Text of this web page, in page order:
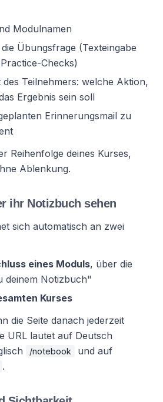
Modulnamen
Übungsfrage (Texteingabe
Checks)
des Teilnehmers: welche Aktion,
Ergebnis sein soll
Erinnerungsmail zu
Reihenfolge deines Kurses,
Ablenkung.
ihr Notizbuch sehen
sich automatisch an zwei
eines Moduls, über die
deinem Notizbuch"
Kurses
die Seite danach jederzeit
URL lautet auf Deutsch
/notebook
und auf
.